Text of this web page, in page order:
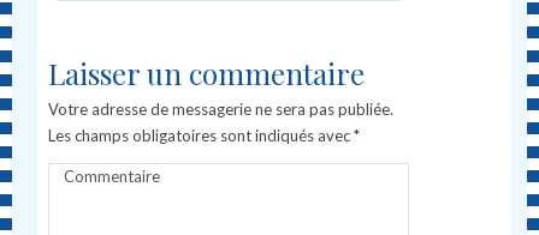
Laisser un commentaire
Votre adresse de messagerie ne sera pas publiée.
Les champs obligatoires sont indiqués avec*
Commentaire